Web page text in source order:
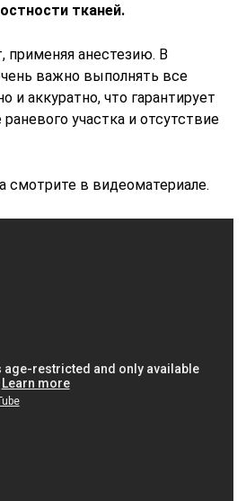
тканей.
применяя анестезию. В
важно выполнять все
и аккуратно, что гарантирует
участка и отсутствие
смотрите в видеоматериале.